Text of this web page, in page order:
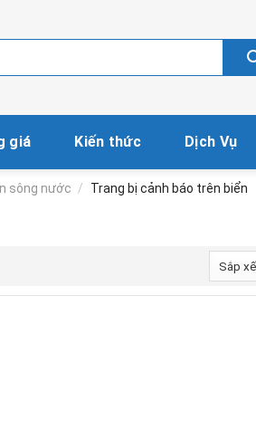
giá Kiến thức Dịch Vụ
sông nước / Trang bị cảnh báo trên biển